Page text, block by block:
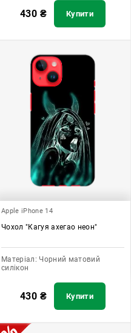
430 ₴ Купити
Apple iPhone 14
Чохол "Кагуя ахегао неон"
Матеріал: Чорний матовий
силікон
430 ₴ Купити